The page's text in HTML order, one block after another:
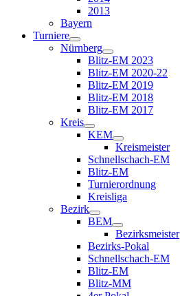
2013
Bayern
Turniere
Nürnberg
Blitz-EM 2023
Blitz-EM 2020-22
Blitz-EM 2019
Blitz-EM 2018
Blitz-EM 2017
Kreis
KEM
Kreismeister
Schnellschach-EM
Blitz-EM
Turnierordnung
Kreisliga
Bezirk
BEM
Bezirksmeister
Bezirks-Pokal
Schnellschach-EM
Blitz-EM
Blitz-MM